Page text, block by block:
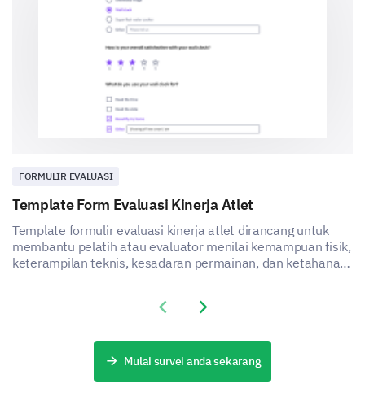
FORMULIR EVALUASI
Template Form Evaluasi Kinerja Atlet
Template formulir evaluasi kinerja atlet dirancang untuk
membantu pelatih atau evaluator menilai kemampuan fisik,
keterampilan teknis, kesadaran permainan, dan ketahanan
Previous slide
Next slide
Mulai survei anda sekarang